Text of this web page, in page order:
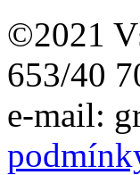
©2021
653/40
e-mail: